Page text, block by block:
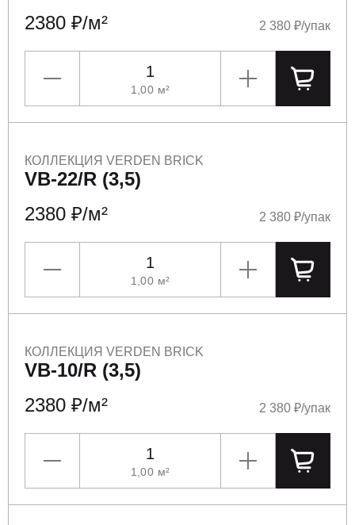
2380 ₽/м²
2 380 ₽/упак
УМЕНЬШИТЬ
1,00 м²
КОЛЛЕКЦИЯ VERDEN BRICK
VB-22/R (3,5)
2380 ₽/м²
2 380 ₽/упак
УМЕНЬШИТЬ
1,00 м²
КОЛЛЕКЦИЯ VERDEN BRICK
VB-10/R (3,5)
2380 ₽/м²
2 380 ₽/упак
УМЕНЬШИТЬ
1,00 м²